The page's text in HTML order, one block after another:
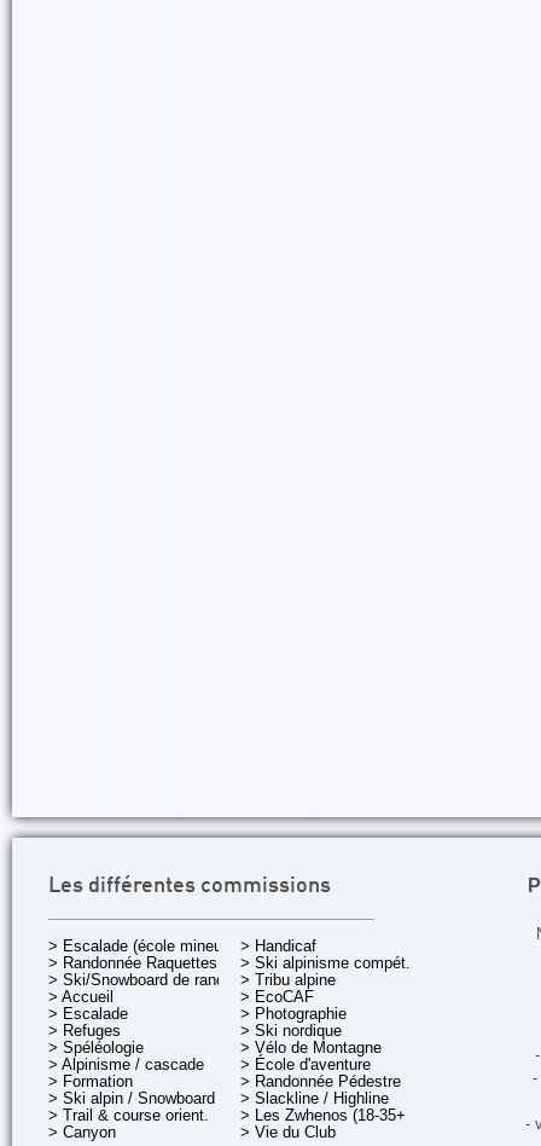
Les différentes commissions
> Escalade (école mineurs)
> Randonnée Raquettes
> Ski/Snowboard de rando.
> Accueil
> Escalade
> Refuges
> Spéléologie
> Alpinisme / cascade
> Formation
> Ski alpin / Snowboard
> Trail & course orient.
> Canyon
> Handicaf
> Ski alpinisme compét.
> Tribu alpine
> EcoCAF
> Photographie
> Ski nordique
> Vélo de Montagne
> École d'aventure
> Randonnée Pédestre
> Slackline / Highline
> Les Zwhenos (18-35+ ans)
> Vie du Club
-
-